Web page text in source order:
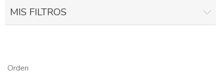
MIS FILTROS
Orden